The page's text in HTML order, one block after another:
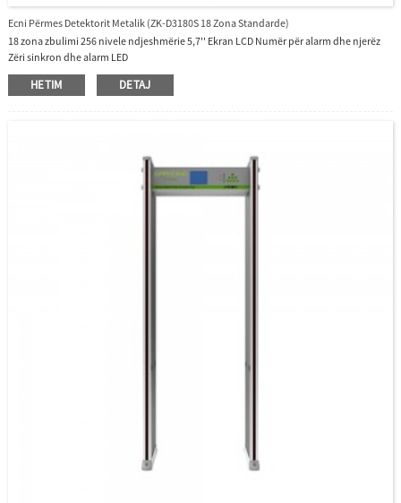
Ecni Përmes Detektorit Metalik (ZK-D3180S 18 Zona Standarde)
18 zona zbulimi 256 nivele ndjeshmërie 5,7'' Ekran LCD Numër për alarm dhe njerëz
Zëri sinkron dhe alarm LED
HETIM DETAJ